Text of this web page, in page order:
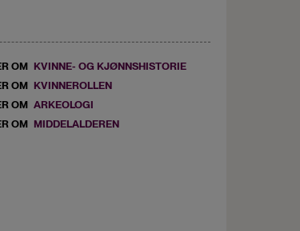
OM KVINNE- OG KJØNNSHISTORIE
OM KVINNEROLLEN
OM ARKEOLOGI
OM MIDDELALDEREN